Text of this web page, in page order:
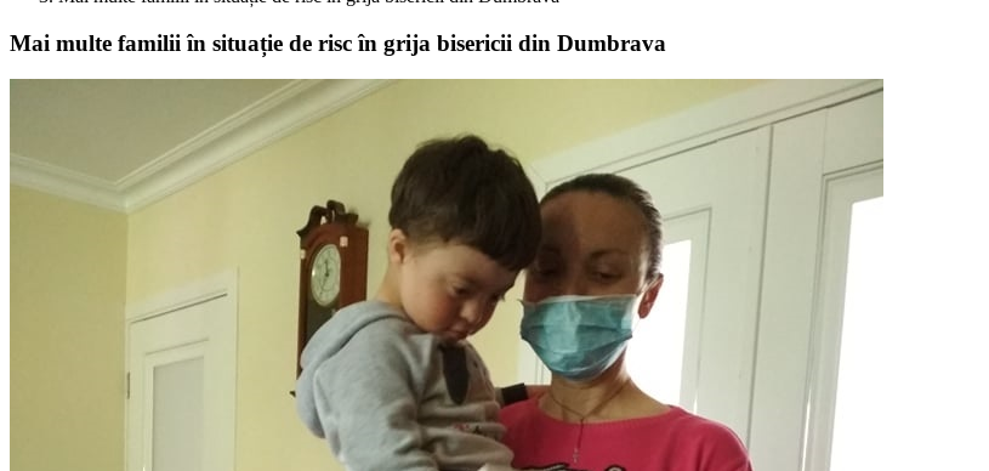
Mai multe familii în situație de risc în grija bisericii din Dumbrava